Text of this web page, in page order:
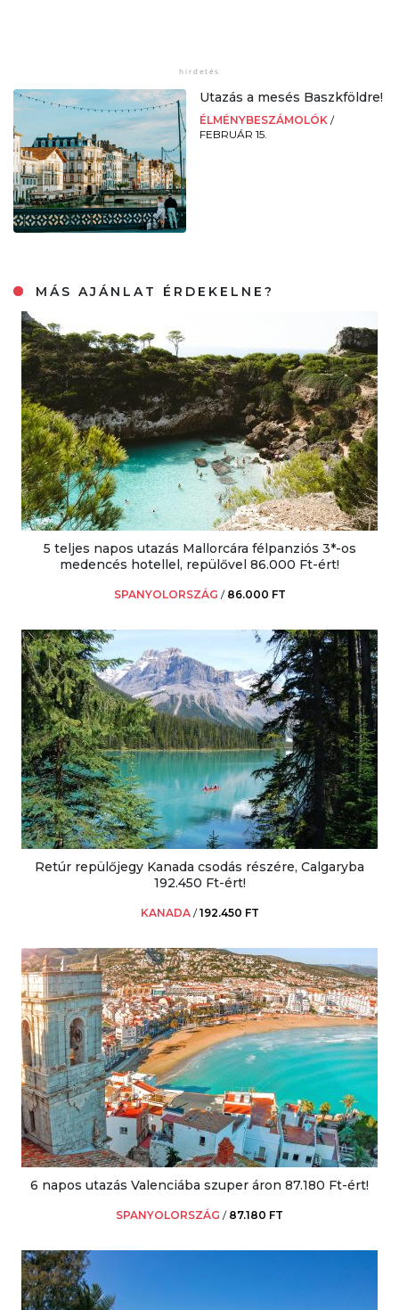
Utazás a mesés Baszkföldre!
ÉLMÉNYBESZÁMOLÓK /
FEBRUÁR 15.
MÁS AJÁNLAT ÉRDEKELNE?
5 teljes napos utazás Mallorcára félpanziós 3*-os
medencés hotellel, repülővel 86.000 Ft-ért!
SPANYOLORSZÁG / 86.000 FT
Retúr repülőjegy Kanada csodás részére, Calgaryba
192.450 Ft-ért!
KANADA /192.450 FT
6 napos utazás Valenciába szuper áron 87.180 Ft-ért!
SPANYOLORSZÁG / 87.180 FT